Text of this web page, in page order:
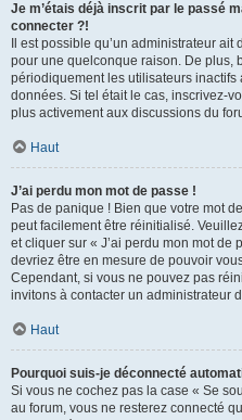
Je m’étais déjà inscrit par le passé
connecter ?!
Il est possible qu’un administrateur
pour une quelconque raison. De plus,
périodiquement les utilisateurs
données. Si tel était le cas, inscrivez-
plus activement aux discussions du
Haut
J’ai perdu mon mot de passe !
Pas de panique ! Bien que votre mot
peut facilement être réinitialisé.
et cliquer sur « J’ai perdu mon mot de
devriez être en mesure de pouvoir
Cependant, si vous ne pouvez pas
invitons à contacter un administrateur
Haut
Pourquoi suis-je déconnecté
Si vous ne cochez pas la case « Se
au forum, vous ne resterez connecté